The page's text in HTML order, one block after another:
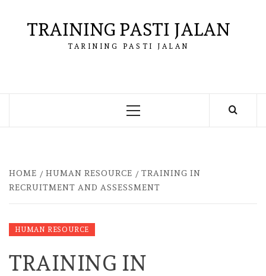
contentTRAINING PASTI JALAN
TARINING PASTI JALAN
Primary
HOME HUMAN RESOURCE
TRAINING IN
RECRUITMENT AND ASSESSMENT
HUMAN RESOURCE
TRAINING IN